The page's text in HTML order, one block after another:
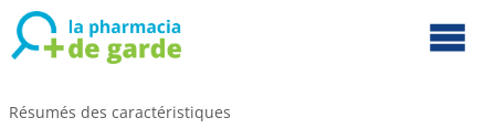
Résumés des caractéristiques